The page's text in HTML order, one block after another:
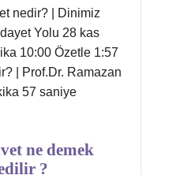
nedir? | Dinimiz
Yolu 28 kas
10:00 Özetle 1:57
| Prof.Dr. Ramazan
57 saniye
ne demek
?